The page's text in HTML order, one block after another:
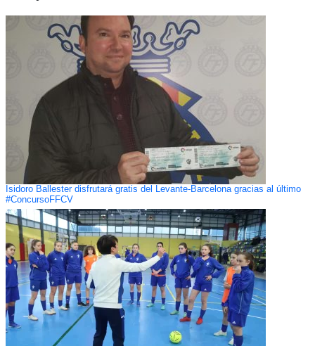
Isidoro Ballester disfrutará gratis del Levante-Barcelona gracias al último
#ConcursoFFCV